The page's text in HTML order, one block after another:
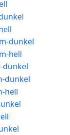
dunkel
hell
dunkel
dunkel
hell